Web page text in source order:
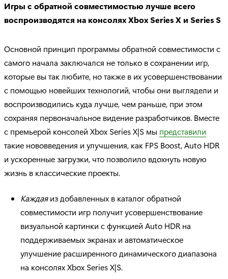
Игры с обратной совместимостью лучше всего
воспроизводятся на консолях Xbox Series X и Series S
Основной принцип программы обратной совместимости с
самого начала заключался не только в сохранении игр,
которые вы так любите, но также в их усовершенствовании
с помощью новейших технологий, чтобы они выглядели и
воспроизводились куда лучше, чем раньше, при этом
сохраняя первоначальное видение разработчиков. Вместе
с премьерой консолей Xbox Series X|S мы представили
такие нововведения и улучшения, как FPS Boost, Auto HDR
и ускоренные загрузки, что позволило вдохнуть новую
жизнь в классические проекты.
Каждаяиз добавленных в каталог обратной
совместимости игр получит усовершенствование
визуальной картинки с функцией Auto HDR на
поддерживаемых экранах и автоматическое
улучшение расширенного динамического диапазона
на консолях Xbox Series X|S.